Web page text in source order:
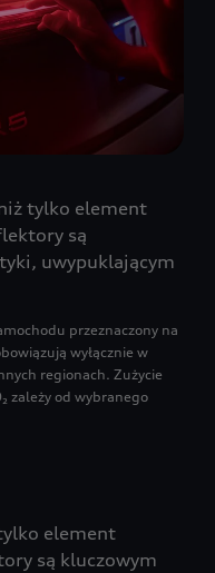
tylko element
są
uwypuklającym
przeznaczony na
wyłącznie w
regionach. Zużycie
zależy od wybranego
element
są kluczowym